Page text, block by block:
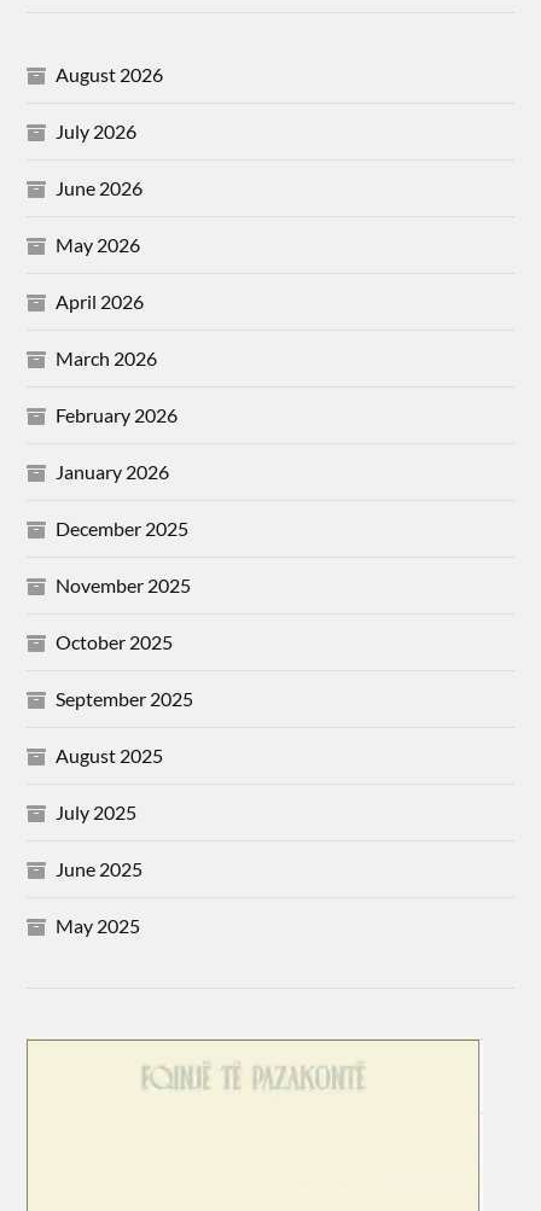
August 2026
July 2026
June 2026
May 2026
April 2026
March 2026
February 2026
January 2026
December 2025
November 2025
October 2025
September 2025
August 2025
July 2025
June 2025
May 2025